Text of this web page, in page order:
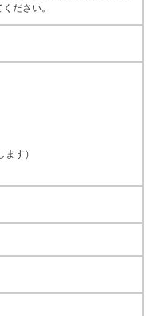
ださい。
ます）